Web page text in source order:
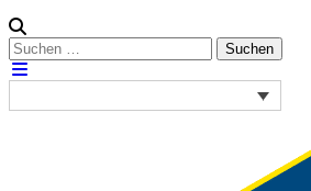
Suchen
nach:
Suchen